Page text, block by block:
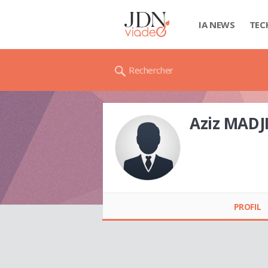
IA NEWS
Rechercher
Aziz
PROFIL